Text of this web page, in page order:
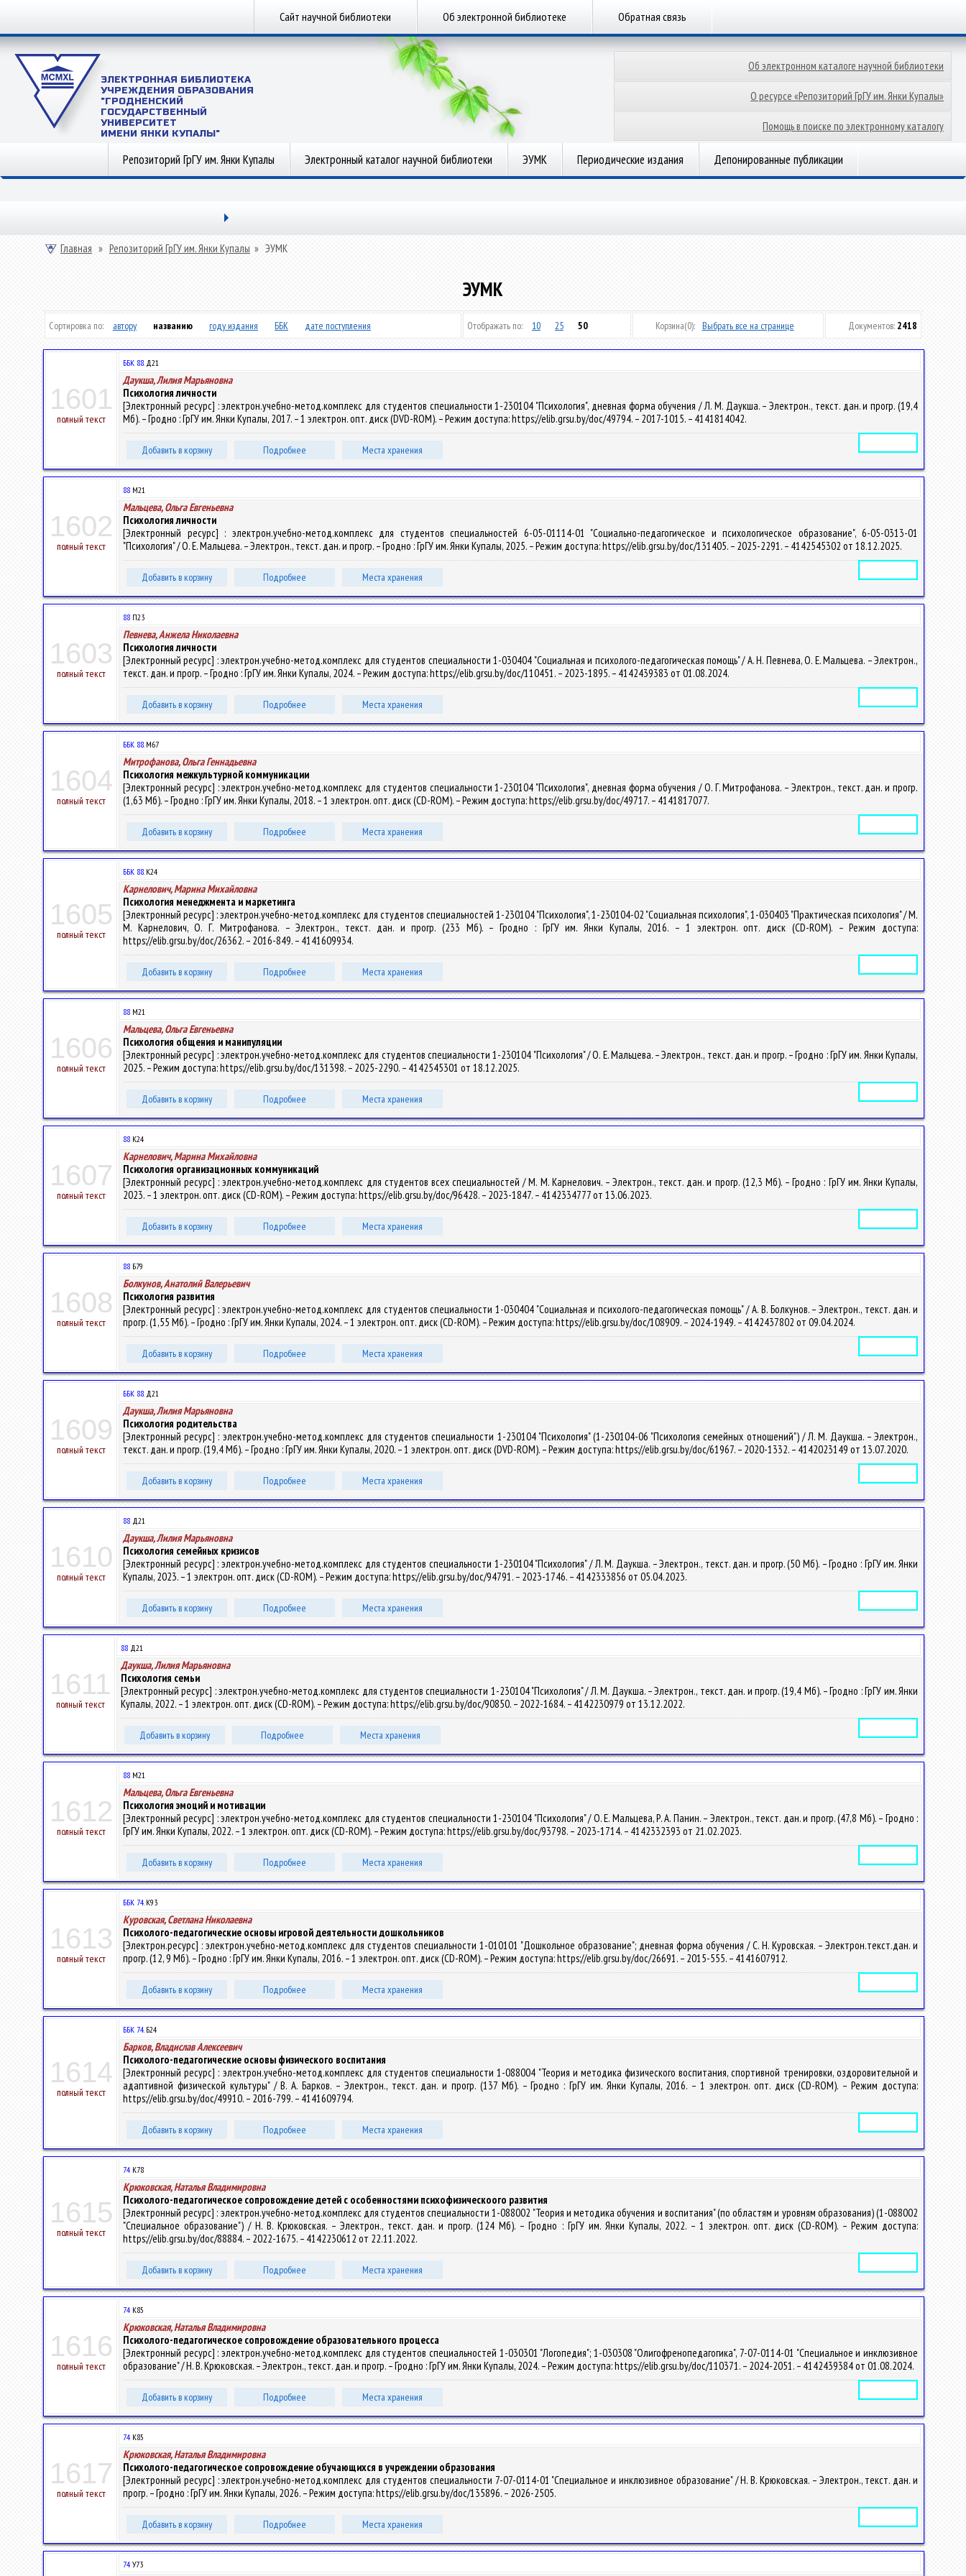
Сайт научной библиотеки Об электронной библиотеке Обратная связь
ЭЛЕКТРОННАЯ БИБЛИОТЕКА
УЧРЕЖДЕНИЯ ОБРАЗОВАНИЯ
"ГРОДНЕНСКИЙ
ГОСУДАРСТВЕННЫЙ
УНИВЕРСИТЕТ
ИМЕНИ ЯНКИ КУПАЛЫ"
Об электронном каталоге научной библиотеки
О ресурсе «Репозиторий ГрГУ им. Янки Купалы»
Помощь в поиске по электронному каталогу
Репозиторий ГрГУ им. Янки Купалы Электронный каталог научной библиотеки ЭУМК Периодические издания Депонированные публикации
Главная » Репозиторий ГрГУ им. Янки Купалы » ЭУМК
ЭУМК
Сортировка по: автору названию году издания ББК дате поступления Отображать по: 10 25 50 Корзина(0): Выбрать все на странице Документов: 2418
1601
полный текст
ББК 88.Д21
Даукша, Лилия Марьяновна
Психология личности
[Электронный ресурс] : электрон.учебно-метод.комплекс для студентов специальности 1-230104 "Психология", дневная форма обучения / Л. М. Даукша. – Электрон., текст. дан. и прогр. (19,4
Мб). – Гродно : ГрГУ им. Янки Купалы, 2017. – 1 электрон. опт. диск (DVD-ROM). – Режим доступа: https://elib.grsu.by/doc/49794. – 2017-1015. – 4141814042.
Добавить в корзину Подробнее Места хранения
1602
полный текст
88 М21
Мальцева, Ольга Евгеньевна
Психология личности
[Электронный ресурс] : электрон.учебно-метод.комплекс для студентов специальностей 6-05-01114-01 "Социально-педагогическое и психологическое образование", 6-05-0313-01
"Психология" / О. Е. Мальцева. – Электрон., текст. дан. и прогр. – Гродно : ГрГУ им. Янки Купалы, 2025. – Режим доступа: https://elib.grsu.by/doc/131405. – 2025-2291. – 4142545302 от 18.12.2025.
Добавить в корзину Подробнее Места хранения
1603
полный текст
88 П23
Певнева, Анжела Николаевна
Психология личности
[Электронный ресурс] : электрон.учебно-метод.комплекс для студентов специальности 1-030404 "Социальная и психолого-педагогическая помощь" / А. Н. Певнева, О. Е. Мальцева. – Электрон.,
текст. дан. и прогр. – Гродно : ГрГУ им. Янки Купалы, 2024. – Режим доступа: https://elib.grsu.by/doc/110451. – 2023-1895. – 4142439383 от 01.08.2024.
Добавить в корзину Подробнее Места хранения
1604
полный текст
ББК 88.М67
Митрофанова, Ольга Геннадьевна
Психология межкультурной коммуникации
[Электронный ресурс] : электрон.учебно-метод.комплекс для студентов специальности 1-230104 "Психология", дневная форма обучения / О. Г. Митрофанова. – Электрон., текст. дан. и прогр.
(1,63 Мб). – Гродно : ГрГУ им. Янки Купалы, 2018. – 1 электрон. опт. диск (CD-ROM). – Режим доступа: https://elib.grsu.by/doc/49717. – 4141817077.
Добавить в корзину Подробнее Места хранения
1605
полный текст
ББК 88.К24
Карнелович, Марина Михайловна
Психология менеджмента и маркетинга
[Электронный ресурс] : электрон.учебно-метод.комплекс для студентов специальностей 1-230104 "Психология", 1-230104-02 "Социальная психология", 1-030403 "Практическая психология" / М.
М. Карнелович, О. Г. Митрофанова. – Электрон., текст. дан. и прогр. (233 Мб). – Гродно : ГрГУ им. Янки Купалы, 2016. – 1 электрон. опт. диск (CD-ROM). – Режим доступа:
https://elib.grsu.by/doc/26362. – 2016-849. – 4141609934.
Добавить в корзину Подробнее Места хранения
1606
полный текст
88 М21
Мальцева, Ольга Евгеньевна
Психология общения и манипуляции
[Электронный ресурс] : электрон.учебно-метод.комплекс для студентов специальности 1-230104 "Психология" / О. Е. Мальцева. – Электрон., текст. дан. и прогр. – Гродно : ГрГУ им. Янки Купалы,
2025. – Режим доступа: https://elib.grsu.by/doc/131398. – 2025-2290. – 4142545301 от 18.12.2025.
Добавить в корзину Подробнее Места хранения
1607
полный текст
88 К24
Карнелович, Марина Михайловна
Психология организационных коммуникаций
[Электронный ресурс] : электрон.учебно-метод.комплекс для студентов всех специальностей / М. М. Карнелович. – Электрон., текст. дан. и прогр. (12,3 Мб). – Гродно : ГрГУ им. Янки Купалы,
2023. – 1 электрон. опт. диск (CD-ROM). – Режим доступа: https://elib.grsu.by/doc/96428. – 2023-1847. – 4142334777 от 13.06.2023.
Добавить в корзину Подробнее Места хранения
1608
полный текст
88 Б79
Болкунов, Анатолий Валерьевич
Психология развития
[Электронный ресурс] : электрон.учебно-метод.комплекс для студентов специальности 1-030404 "Социальная и психолого-педагогическая помощь" / А. В. Болкунов. – Электрон., текст. дан. и
прогр. (1,55 Мб). – Гродно : ГрГУ им. Янки Купалы, 2024. – 1 электрон. опт. диск (CD-ROM). – Режим доступа: https://elib.grsu.by/doc/108909. – 2024-1949. – 4142437802 от 09.04.2024.
Добавить в корзину Подробнее Места хранения
1609
полный текст
ББК 88.Д21
Даукша, Лилия Марьяновна
Психология родительства
[Электронный ресурс] : электрон.учебно-метод.комплекс для студентов специальности 1-230104 "Психология" (1-230104-06 "Психология семейных отношений") / Л. М. Даукша. – Электрон.,
текст. дан. и прогр. (19,4 Мб). – Гродно : ГрГУ им. Янки Купалы, 2020. – 1 электрон. опт. диск (DVD-ROM). – Режим доступа: https://elib.grsu.by/doc/61967. – 2020-1332. – 4142023149 от 13.07.2020.
Добавить в корзину Подробнее Места хранения
1610
полный текст
88 Д21
Даукша, Лилия Марьяновна
Психология семейных кризисов
[Электронный ресурс] : электрон.учебно-метод.комплекс для студентов специальности 1-230104 "Психология" / Л. М. Даукша. – Электрон., текст. дан. и прогр. (50 Мб). – Гродно : ГрГУ им. Янки
Купалы, 2023. – 1 электрон. опт. диск (CD-ROM). – Режим доступа: https://elib.grsu.by/doc/94791. – 2023-1746. – 4142333856 от 05.04.2023.
Добавить в корзину Подробнее Места хранения
1611
полный текст
88 Д21
Даукша, Лилия Марьяновна
Психология семьи
[Электронный ресурс] : электрон.учебно-метод.комплекс для студентов специальности 1-230104 "Психология" / Л. М. Даукша. – Электрон., текст. дан. и прогр. (19,4 Мб). – Гродно : ГрГУ им. Янки
Купалы, 2022. – 1 электрон. опт. диск (CD-ROM). – Режим доступа: https://elib.grsu.by/doc/90850. – 2022-1684. – 4142230979 от 13.12.2022.
Добавить в корзину Подробнее Места хранения
1612
полный текст
88 М21
Мальцева, Ольга Евгеньевна
Психология эмоций и мотивации
[Электронный ресурс] : электрон.учебно-метод.комплекс для студентов специальности 1-230104 "Психология" / О. Е. Мальцева, Р. А. Панин. – Электрон., текст. дан. и прогр. (47,8 Мб). – Гродно :
ГрГУ им. Янки Купалы, 2022. – 1 электрон. опт. диск (CD-ROM). – Режим доступа: https://elib.grsu.by/doc/93798. – 2023-1714. – 4142332393 от 21.02.2023.
Добавить в корзину Подробнее Места хранения
1613
полный текст
ББК 74.К93
Куровская, Светлана Николаевна
Психолого-педагогические основы игровой деятельности дошкольников
[Электрон.ресурс] : электрон.учебно-метод.комплекс для студентов специальности 1-010101 "Дошкольное образование"; дневная форма обучения / С. Н. Куровская. – Электрон.текст.дан. и
прогр. (12, 9 Мб). – Гродно : ГрГУ им. Янки Купалы, 2016. – 1 электрон. опт. диск (CD-ROM). – Режим доступа: https://elib.grsu.by/doc/26691. – 2015-555. – 4141607912.
Добавить в корзину Подробнее Места хранения
1614
полный текст
ББК 74.Б24
Барков, Владислав Алексеевич
Психолого-педагогические основы физического воспитания
[Электронный ресурс] : электрон.учебно-метод.комплекс для студентов специальности 1-088004 "Теория и методика физического воспитания, спортивной тренировки, оздоровительной и
адаптивной физической культуры" / В. А. Барков. – Электрон., текст. дан. и прогр. (137 Мб). – Гродно : ГрГУ им. Янки Купалы, 2016. – 1 электрон. опт. диск (CD-ROM). – Режим доступа:
https://elib.grsu.by/doc/49910. – 2016-799. – 4141609794.
Добавить в корзину Подробнее Места хранения
1615
полный текст
74 К78
Крюковская, Наталья Владимировна
Психолого-педагогическое сопровождение детей с особенностями психофизическоого развития
[Электронный ресурс] : электрон.учебно-метод.комплекс для студентов специальности 1-088002 "Теория и методика обучения и воспитания" (по областям и уровням образования) (1-088002
"Специальное образование") / Н. В. Крюковская. – Электрон., текст. дан. и прогр. (124 Мб). – Гродно : ГрГУ им. Янки Купалы, 2022. – 1 электрон. опт. диск (CD-ROM). – Режим доступа:
https://elib.grsu.by/doc/88884. – 2022-1675. – 4142230612 от 22.11.2022.
Добавить в корзину Подробнее Места хранения
1616
полный текст
74 К85
Крюковская, Наталья Владимировна
Психолого-педагогическое сопровождение образовательного процесса
[Электронный ресурс] : электрон.учебно-метод.комплекс для студентов специальностей 1-030301 "Логопедия"; 1-030308 "Олигофренопедагогика", 7-07-0114-01 "Специальное и инклюзивное
образование" / Н. В. Крюковская. – Электрон., текст. дан. и прогр. – Гродно : ГрГУ им. Янки Купалы, 2024. – Режим доступа: https://elib.grsu.by/doc/110371. – 2024-2051. – 4142439384 от 01.08.2024.
Добавить в корзину Подробнее Места хранения
1617
полный текст
74 К85
Крюковская, Наталья Владимировна
Психолого-педагогическое сопровождение обучающихся в учреждении образования
[Электронный ресурс] : электрон.учебно-метод.комплекс для студентов специальности 7-07-0114-01 "Специальное и инклюзивное образование" / Н. В. Крюковская. – Электрон., текст. дан. и
прогр. – Гродно : ГрГУ им. Янки Купалы, 2026. – Режим доступа: https://elib.grsu.by/doc/135896. – 2026-2505.
Добавить в корзину Подробнее Места хранения
74 У73